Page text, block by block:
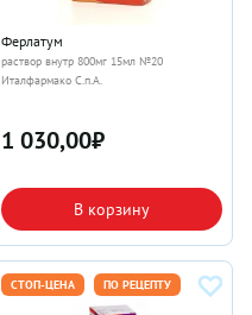
Ферлатум
раствор внутр 800мг 15мл №20
Италфармако С.п.А.
1 030,00₽
В корзину
СТОП-ЦЕНА ПО РЕЦЕПТУ